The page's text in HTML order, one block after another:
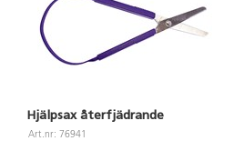
Hjälpsax återfjädrande
Art.nr: 76941